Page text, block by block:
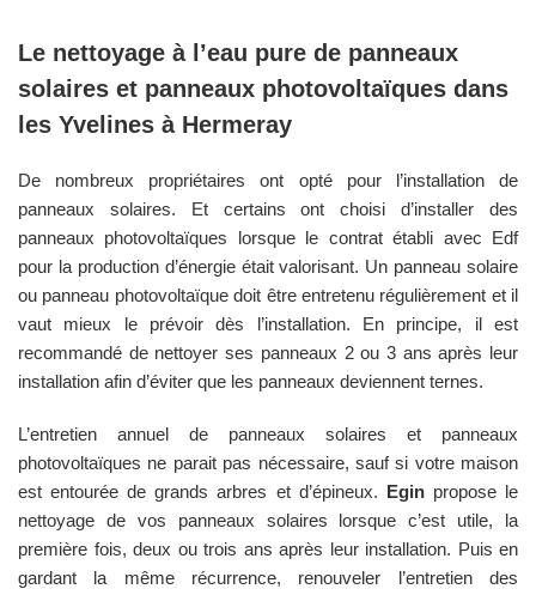
Le nettoyage à l’eau pure de panneaux
solaires et panneaux photovoltaïques dans
les Yvelines à Hermeray
De nombreux propriétaires ont opté pour l’installation de
panneaux solaires. Et certains ont choisi d’installer des
panneaux photovoltaïques lorsque le contrat établi avec Edf
pour la production d’énergie était valorisant. Un panneau solaire
ou panneau photovoltaïque doit être entretenu régulièrement et il
vaut mieux le prévoir dès l’installation. En principe, il est
recommandé de nettoyer ses panneaux 2 ou 3 ans après leur
installation afin d’éviter que les panneaux deviennent ternes.
L’entretien annuel de panneaux solaires et panneaux
photovoltaïques ne parait pas nécessaire, sauf si votre maison
est entourée de grands arbres et d’épineux. Eginpropose le
nettoyage de vos panneaux solaires lorsque c’est utile, la
première fois, deux ou trois ans après leur installation. Puis en
gardant la même récurrence, renouveler l’entretien des